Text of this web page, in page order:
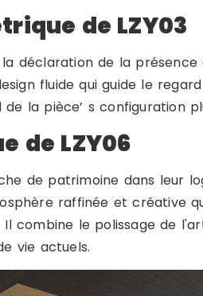
de LZY03
déclaration de la présence
fluide qui guide le
la pièce’ s configuration
de LZY06
de patrimoine dans leur
raffinée et créative
combine le polissage de
vie actuels.